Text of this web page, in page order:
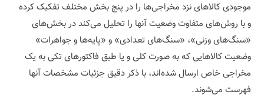
موجودی کالاهای نزد مخراجی‌ها را در پنج بخش مختلف تفکیک کرده
و با روش‌های متفاوت وضعیت آنها را تحلیل می‌کند در بخش‌های
«سنگ‌های وزنی»، «سنگ‌های تعدادی» و «پایه‌ها و جواهرات»
وضعیت کالاهایی که به صورت کلی و یا طبق فاکتورهای تکی به یک
مخراجی خاص ارسال شده‌اند، با ذکر دقیق جزئیات مشخصات آنها
فهرست می‌شوند.